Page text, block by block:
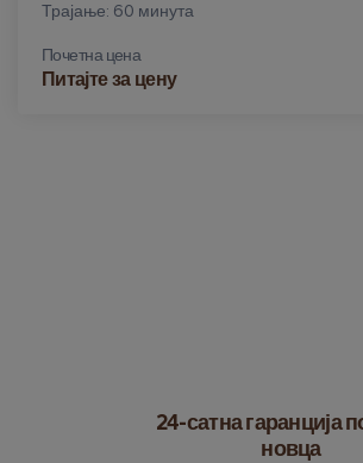
Трајање: 60 минута
Почетна цена
Питајте за цену
24-сатна гаранција
новца